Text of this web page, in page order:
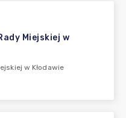
Miejskiej w
w Kłodawie